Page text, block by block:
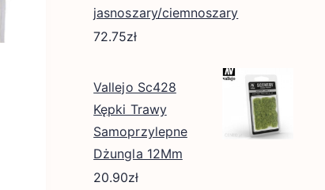
jasnoszary/ciemnoszary
72.75zł
Vallejo Sc428
Kępki Trawy
Samoprzylepne
Dżungla 12Mm
20.90zł